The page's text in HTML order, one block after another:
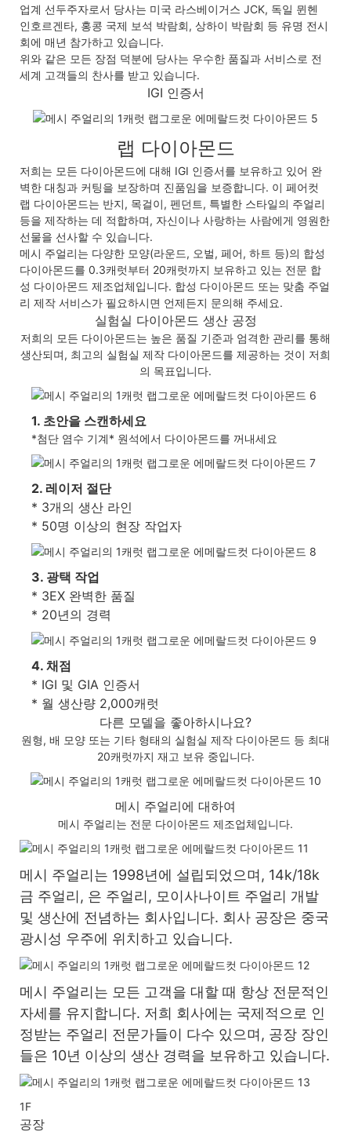
업계 선두주자로서 당사는 미국 라스베이거스 JCK, 독일 뮌헨
인호르겐타, 홍콩 국제 보석 박람회, 상하이 박람회 등 유명 전시
회에 매년 참가하고 있습니다.
위와 같은 모든 장점 덕분에 당사는 우수한 품질과 서비스로 전
세계 고객들의 찬사를 받고 있습니다.
IGI 인증서
랩 다이아몬드
저희는 모든 다이아몬드에 대해 IGI 인증서를 보유하고 있어 완
벽한 대칭과 커팅을 ​​보장하며 진품임을 보증합니다. 이 페어컷
랩 다이아몬드는 반지, 목걸이, 펜던트, 특별한 스타일의 주얼리
등을 제작하는 데 적합하며, 자신이나 사랑하는 사람에게 영원한
선물을 선사할 수 있습니다.
메시 주얼리는 다양한 모양(라운드, 오벌, 페어, 하트 등)의 합성
다이아몬드를 0.3캐럿부터 20캐럿까지 보유하고 있는 전문 합
성 다이아몬드 제조업체입니다. 합성 다이아몬드 또는 맞춤 주얼
리 제작 서비스가 필요하시면 언제든지 문의해 주세요.
실험실 다이아몬드 생산 공정
저희의 모든 다이아몬드는 높은 품질 기준과 엄격한 관리를 통해
생산되며, 최고의 실험실 제작 다이아몬드를 제공하는 것이 저희
의 목표입니다.
1. 초안을 스캔하세요
*첨단 염수 기계* 원석에서 다이아몬드를 꺼내세요
2. 레이저 절단
* 3개의 생산 라인
* 50명 이상의 현장 작업자
3. 광택 작업
* 3EX 완벽한 품질
* 20년의 경력
4. 채점
* IGI 및 GIA 인증서
* 월 생산량 2,000캐럿
다른 모델을 좋아하시나요?
원형, 배 모양 또는 기타 형태의 실험실 제작 다이아몬드 등 최대
20캐럿까지 재고 보유 중입니다.
메시 주얼리에 대하여
메시 주얼리는 전문 다이아몬드 제조업체입니다.
메시 주얼리는 1998년에 설립되었으며, 14k/18k
금 주얼리, 은 주얼리, 모이사나이트 주얼리 개발
및 생산에 전념하는 회사입니다. 회사 공장은 중국
광시성 우주에 위치하고 있습니다.
메시 주얼리는 모든 고객을 대할 때 항상 전문적인
자세를 유지합니다. 저희 회사에는 국제적으로 인
정받는 주얼리 전문가들이 다수 있으며, 공장 장인
들은 10년 이상의 생산 경력을 보유하고 있습니다.
1F
공장